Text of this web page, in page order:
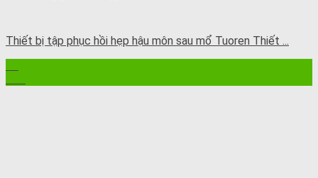
Thiết bị tập phục hồi hẹp hậu môn sau mổ Tuoren Thiết ...